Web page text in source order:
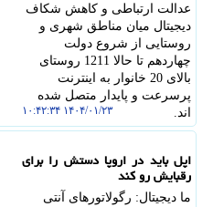
عدالت ارتباطی و کاهش شکاف
دیجیتال میان مناطق شهری و
روستایی از شروع دولت
چهاردهم تا حالا 1211 روستای
بالای 20 خانوار به اینترنت
پرسرعت و پایدار متصل شده
اند.
۱۴۰۴/۰۱/۲۳ ۱۰:۴۲:۳۴
اپل باید در اروپا دستش را برای
رقبایش رو کند
ما دیجیتال: رگولاتورهای آنتی